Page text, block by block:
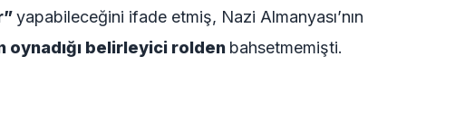
yapabileceğini ifade etmiş, Nazi Almanyası’nın
oynadığı belirleyici rolden bahsetmemişti.